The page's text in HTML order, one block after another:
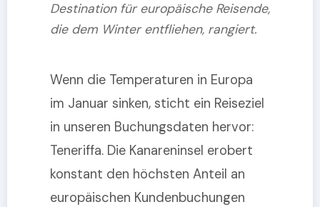
Destination für europäische Reisende,
die dem Winter entfliehen, rangiert.
Wenn die Temperaturen in Europa
im Januar sinken, sticht ein Reiseziel
in unseren Buchungsdaten hervor:
Teneriffa. Die Kanareninsel erobert
konstant den höchsten Anteil an
europäischen Kundenbuchungen